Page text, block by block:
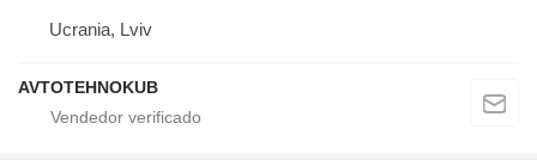
Ucrania, Lviv
AVTOTEHNOKUB